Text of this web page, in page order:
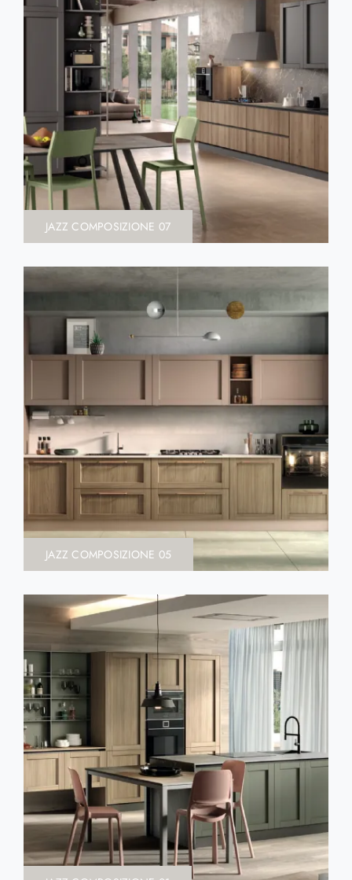
JAZZ COMPOSIZIONE 07
JAZZ COMPOSIZIONE 05